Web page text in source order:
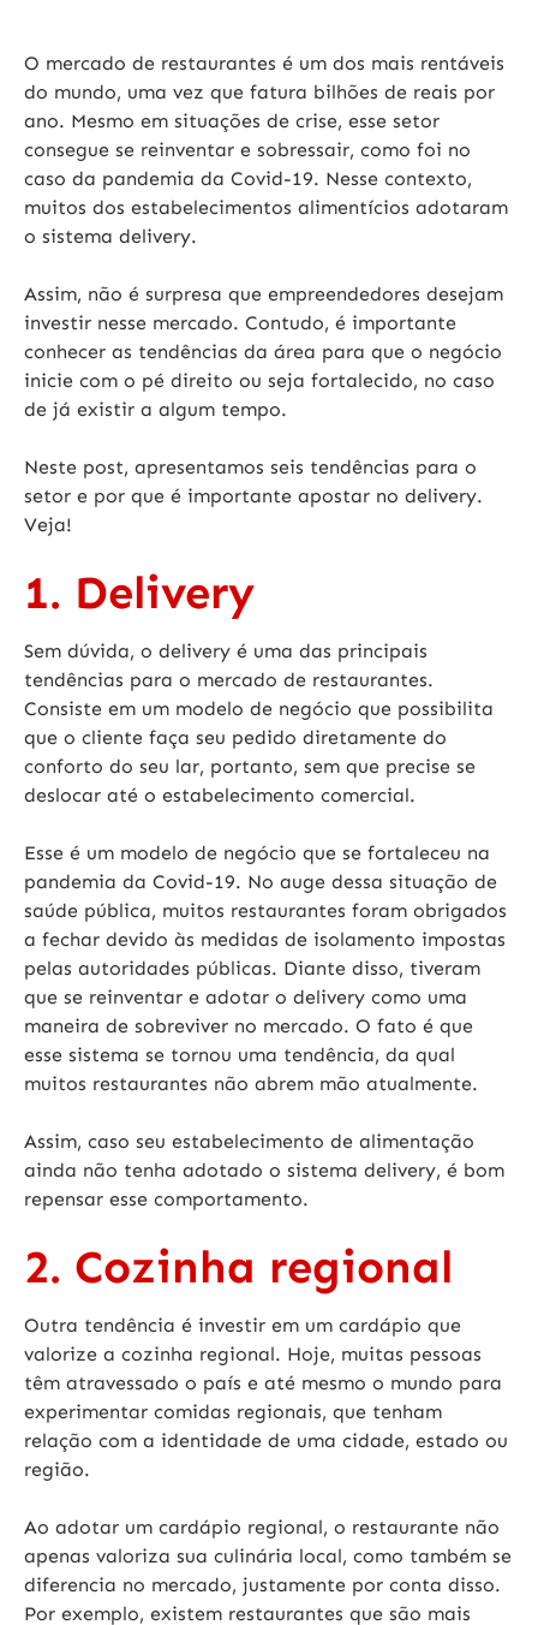
O mercado de restaurantes é um dos mais rentáveis
do mundo, uma vez que fatura bilhões de reais por
ano. Mesmo em situações de crise, esse setor
consegue se reinventar e sobressair, como foi no
caso da pandemia da Covid-19. Nesse contexto,
muitos dos estabelecimentos alimentícios adotaram
o sistema delivery.
Assim, não é surpresa que empreendedores desejam
investir nesse mercado. Contudo, é importante
conhecer as tendências da área para que o negócio
inicie com o pé direito ou seja fortalecido, no caso
de já existir a algum tempo.
Neste post, apresentamos seis tendências para o
setor e por que é importante apostar no delivery.
Veja!
1. Delivery
Sem dúvida, o delivery é uma das principais
tendências para o mercado de restaurantes.
Consiste em um modelo de negócio que possibilita
que o cliente faça seu pedido diretamente do
conforto do seu lar, portanto, sem que precise se
deslocar até o estabelecimento comercial.
Esse é um modelo de negócio que se fortaleceu na
pandemia da Covid-19. No auge dessa situação de
saúde pública, muitos restaurantes foram obrigados
a fechar devido às medidas de isolamento impostas
pelas autoridades públicas. Diante disso, tiveram
que se reinventar e adotar o delivery como uma
maneira de sobreviver no mercado. O fato é que
esse sistema se tornou uma tendência, da qual
muitos restaurantes não abrem mão atualmente.
Assim, caso seu estabelecimento de alimentação
ainda não tenha adotado o sistema delivery, é bom
repensar esse comportamento.
2. Cozinha regional
Outra tendência é investir em um cardápio que
valorize a cozinha regional. Hoje, muitas pessoas
têm atravessado o país e até mesmo o mundo para
experimentar comidas regionais, que tenham
relação com a identidade de uma cidade, estado ou
região.
Ao adotar um cardápio regional, o restaurante não
apenas valoriza sua culinária local, como também se
diferencia no mercado, justamente por conta disso.
Por exemplo, existem restaurantes que são mais